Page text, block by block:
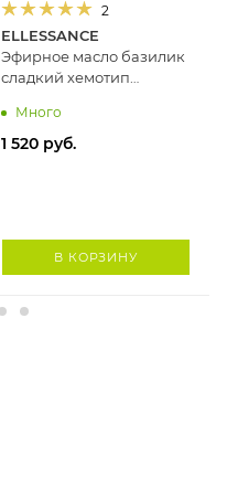
2
ELLESSANCE
Эфирное масло базилик
сладкий хемотип
Ellessance, 10 мл
Много
1 520 руб.
В КОРЗИНУ